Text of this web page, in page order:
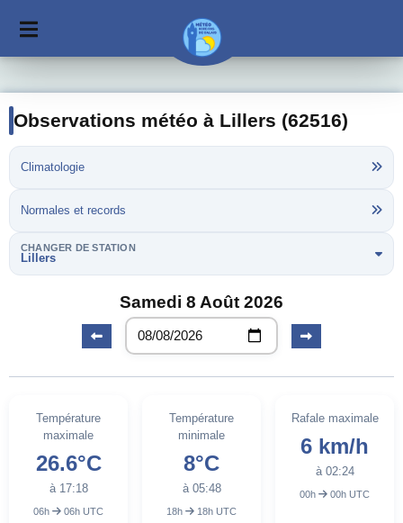
Observations météo à Lillers (62516)
Climatologie
Normales et records
CHANGER DE STATION
Lillers
Samedi 8 Août 2026
Température
maximale
26.6°C
à 17:18
06h 06h UTC
Température
minimale
8°C
à 05:48
18h 18h UTC
Rafale maximale
6 km/h
à 02:24
00h 00h UTC